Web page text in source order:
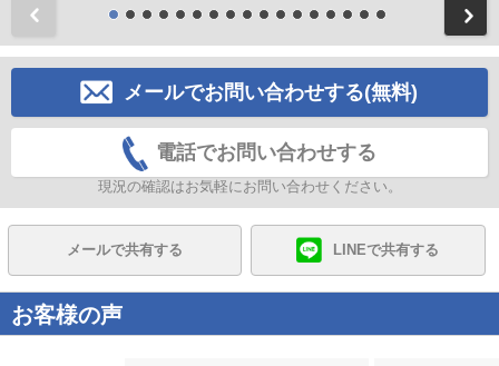
メールでお問い合わせする(無料)
電話でお問い合わせする
現況の確認はお気軽にお問い合わせください。
メールで共有する LINEで共有する
お客様の声